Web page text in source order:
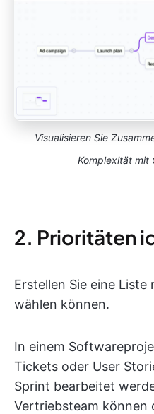
Visualisieren Sie
Komplexität mit
2. Prioritäten
Erstellen Sie eine Liste
wählen können.
In einem
Tickets oder User
Sprint bearbeitet
Vertriebsteam können